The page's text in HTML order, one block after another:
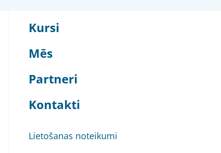
Kursi
Mēs
Partneri
Kontakti
Lietošanas noteikumi